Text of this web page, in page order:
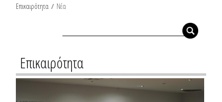
Επικαιρότητα / Νέα
Επικαιρότητα